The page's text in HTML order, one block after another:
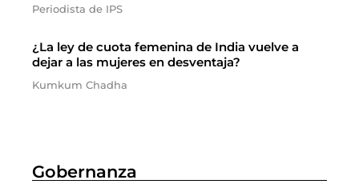
Periodista de IPS
¿La ley de cuota femenina de India vuelve a
dejar a las mujeres en desventaja?
Kumkum Chadha
Gobernanza